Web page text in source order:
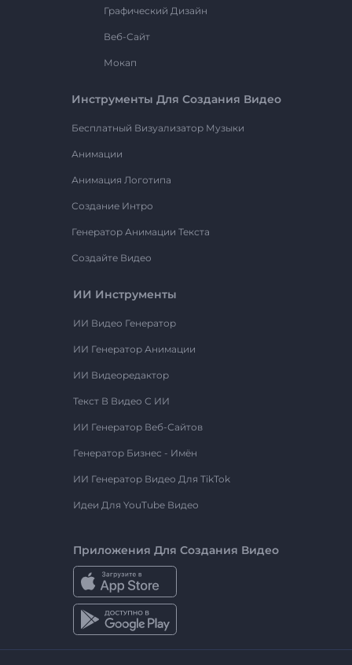
Графический Дизайн
Веб-Сайт
Мокап
Инструменты Для Создания Видео
Бесплатный Визуализатор Музыки
Анимации
Анимация Логотипа
Создание Интро
Генератор Анимации Текста
Создайте Видео
ИИ Инструменты
ИИ Видео Генератор
ИИ Генератор Анимации
ИИ Видеоредактор
Текст В Видео С ИИ
ИИ Генератор Веб-Сайтов
Генератор Бизнес - Имён
ИИ Генератор Видео Для TikTok
Идеи Для YouTube Видео
Приложения Для Создания Видео